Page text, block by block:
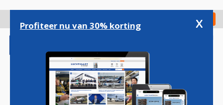
gaan
Check in
Profiteer nu van 30% korting x